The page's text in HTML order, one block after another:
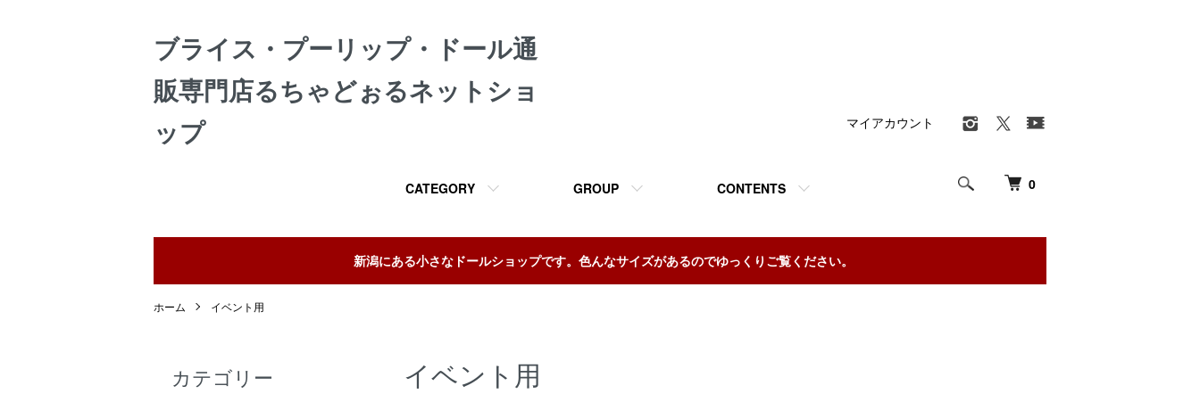
ブライス・プーリップ・ドール通
販専門店るちゃどぉるネットショ
ップ
0
CATEGORY GROUP CONTENTS
マイアカウント
新潟にある小さなドールショップです。色んなサイズがあるのでゆっくりご覧ください。
ホーム イベント用
イベント用
カテゴリー